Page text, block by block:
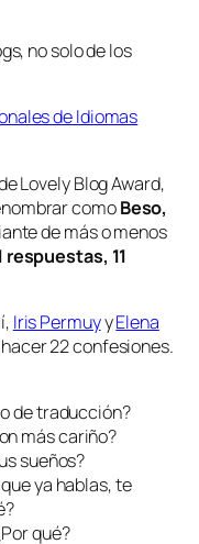
no solo de los
Lovely Blog Award,
comoBeso,
de más o menos
respuestas, 11
Iris PermuyyElena
22 confesiones.
de traducción?
más cariño?
sueños?
ya hablas, te
qué?